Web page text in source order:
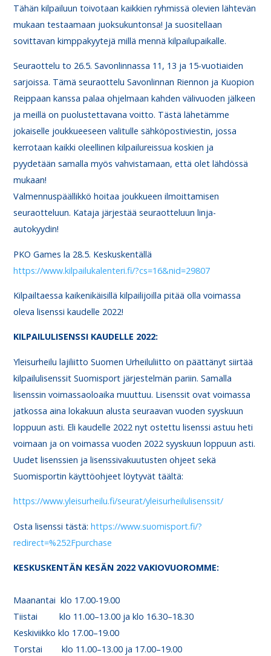
Tähän kilpailuun toivotaan kaikkien ryhmissä olevien lähtevän
mukaan testaamaan juoksukuntonsa! Ja suositellaan
sovittavan kimppakyytejä millä mennä kilpailupaikalle.
Seuraottelu to 26.5. Savonlinnassa 11, 13 ja 15-vuotiaiden
sarjoissa. Tämä seuraottelu Savonlinnan Riennon ja Kuopion
Reippaan kanssa palaa ohjelmaan kahden välivuoden jälkeen
ja meillä on puolustettavana voitto. Tästä lähetämme
jokaiselle joukkueeseen valitulle sähköpostiviestin, jossa
kerrotaan kaikki oleellinen kilpailureissua koskien ja
pyydetään samalla myös vahvistamaan, että olet lähdössä
mukaan!
Valmennuspäällikkö hoitaa joukkueen ilmoittamisen
seuraotteluun. Kataja järjestää seuraotteluun linja-
autokyydin!
PKO Games la 28.5. Keskuskentällä
https://www.kilpailukalenteri.fi/?cs=16&nid=29807
Kilpailtaessa kaikenikäisillä kilpailijoilla pitää olla voimassa
oleva lisenssi kaudelle 2022!
KILPAILULISENSSI KAUDELLE 2022:
Yleisurheilu lajiliitto Suomen Urheiluliitto on päättänyt siirtää
kilpailulisenssit Suomisport järjestelmän pariin. Samalla
lisenssin voimassaoloaika muuttuu. Lisenssit ovat voimassa
jatkossa aina lokakuun alusta seuraavan vuoden syyskuun
loppuun asti. Eli kaudelle 2022 nyt ostettu lisenssi astuu heti
voimaan ja on voimassa vuoden 2022 syyskuun loppuun asti.
Uudet lisenssien ja lisenssivakuutusten ohjeet sekä
Suomisportin käyttöohjeet löytyvät täältä:
https://www.yleisurheilu.fi/seurat/yleisurheilulisenssit/
Osta lisenssi tästä:https://www.suomisport.fi/?
redirect=%252Fpurchase
KESKUSKENTÄN KESÄN 2022 VAKIOVUOROMME:
Maanantai klo 17.00-19.00
Tiistai klo 11.00–13.00 ja klo 16.30–18.30
Keskiviikko klo 17.00–19.00
Torstai klo 11.00–13.00 ja 17.00–19.00